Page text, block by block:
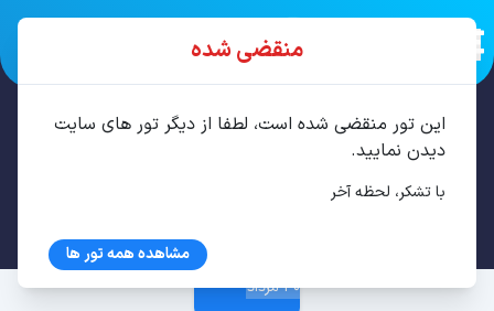
تور سن پترزبورگ، مسکو 7 شب مرداد
30 مرداد
منقضی شده
این تور منقضی شده است، لطفا از دیگر تور های سایت
دیدن نمایید.
با تشکر، لحظه آخر
مشاهده همه تور ها